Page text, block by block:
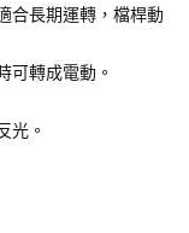
合長期運轉，檔桿動
可轉成電動。
光。